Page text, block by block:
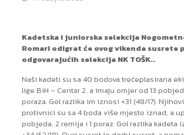
Kadetska i juniorska selekcija
Romari odigrat će ovog vikenda susrete
odgovarajućih selekcija NK TOŠK..
Naši kadeti su sa 40 bodova trećeplasirana
lige BiH – Centar 2, a imaju omjer od 13
poraza. Gol razlika im iznosi +31 (48/17).
protivnici su sa 4 boda više mjesto iznad, a
pobjeda, 2 remija i 1 poraz. Gol razlika kadeta